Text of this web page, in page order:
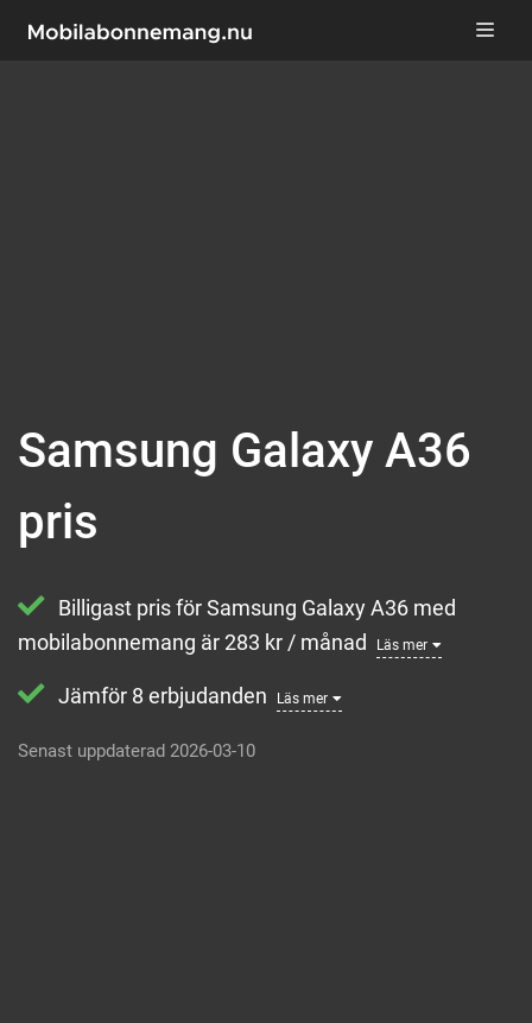
Samsung Galaxy A36
pris
Billigast pris för Samsung Galaxy A36 med
mobilabonnemang är 283 kr / månad
Läs mer
Jämför 8 erbjudanden Läs mer
Senast uppdaterad 2026-03-10